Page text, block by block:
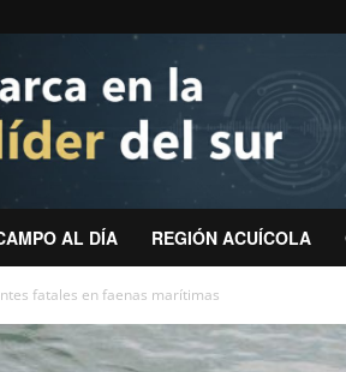
AL DÍA REGIÓN ACUÍCOLA
fatales en faenas marítimas